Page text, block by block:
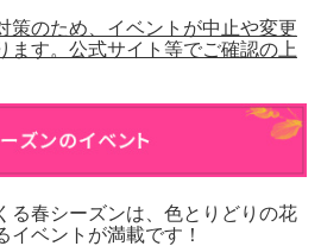
策のため、イベントが中止や変更
ます。公式サイト等でご確認の上
る春シーズンは、色とりどりの花
イベントが満載です！